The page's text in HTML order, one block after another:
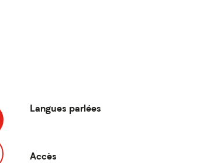
Langues parlées
Langues parlées
Accès
Accès